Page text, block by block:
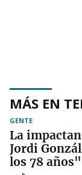
MÁS EN
GENTE
La
Jordi
los 78 años"